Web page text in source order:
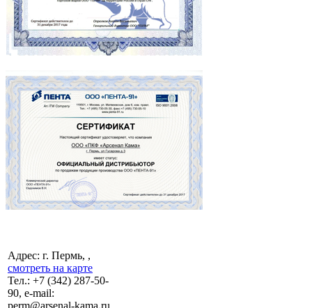
Адрес: г. Пермь, ,
смотреть на карте
Тел.: +7 (342) 287-50-
90, e-mail:
perm@arsenal-kama.ru